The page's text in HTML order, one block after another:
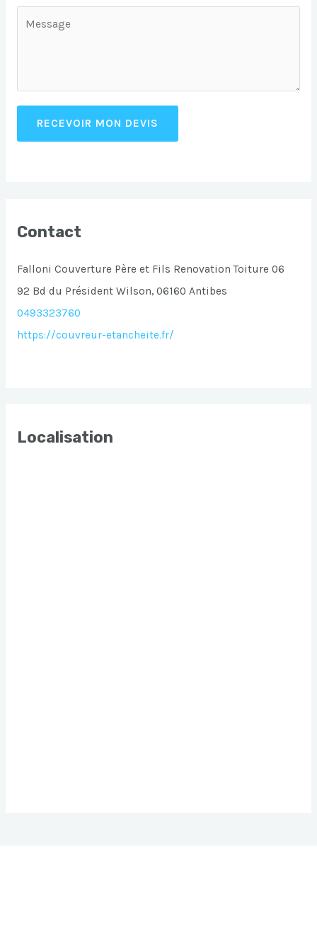
RECEVOIR MON DEVIS
Contact
Falloni Couverture Père et Fils Renovation Toiture 06
92 Bd du Président Wilson, 06160 Antibes
0493323760
https://couvreur-etancheite.fr/
Localisation